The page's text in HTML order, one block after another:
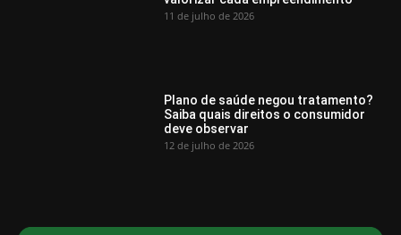
11 de julho de 2026
Plano de saúde negou tratamento?
Saiba quais direitos o consumidor
deve observar
12 de julho de 2026